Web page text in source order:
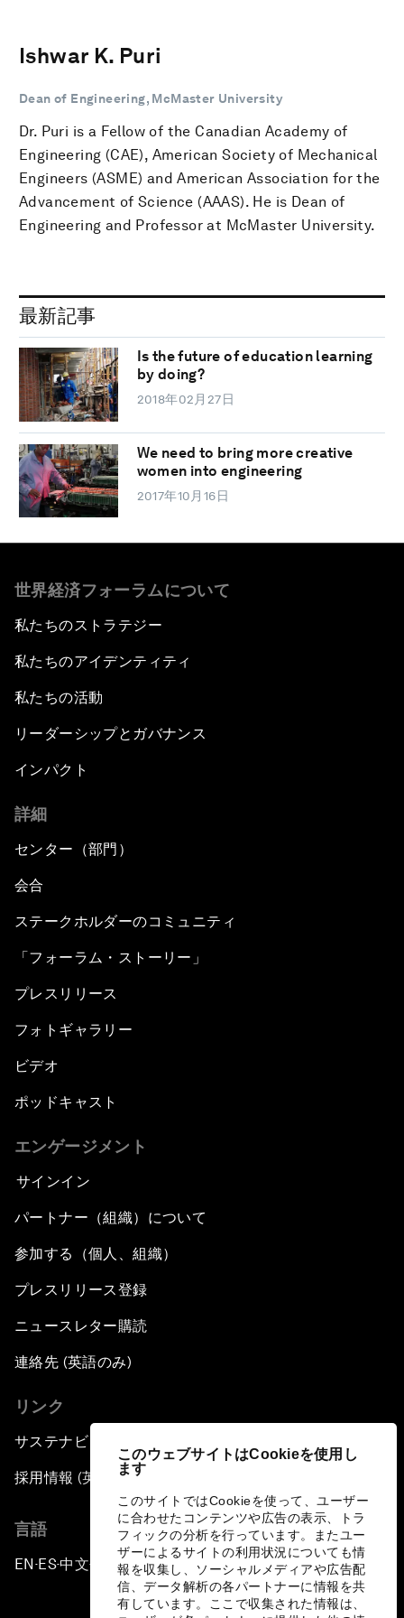
このウェブサイトはCookieを使用し
ます
このサイトではCookieを使って、ユーザー
に合わせたコンテンツや広告の表示、トラ
フィックの分析を行っています。またユー
ザーによるサイトの利用状況についても情
報を収集し、ソーシャルメディアや広告配
信、データ解析の各パートナーに情報を共
有しています。ここで収集された情報は、
Ishwar K. Puri
Dean of Engineering, McMaster University
Dr. Puri is a Fellow of the Canadian Academy of
Engineering (CAE), American Society of Mechanical
Engineers (ASME) and American Association for the
Advancement of Science (AAAS). He is Dean of
Engineering and Professor at McMaster University.
最新記事
Is the future of education learning
by doing?
2018年02月27日
We need to bring more creative
women into engineering
2017年10月16日
世界経済フォーラムについて
私たちのストラテジー
私たちのアイデンティティ
私たちの活動
リーダーシップとガバナンス
インパクト
詳細
センター（部門）
会合
ステークホルダーのコミュニティ
「フォーラム・ストーリー」
プレスリリース
フォトギャラリー
ビデオ
ポッドキャスト
エンゲージメント
サインイン
パートナー（組織）について
参加する（個人、組織）
プレスリリース登録
ニュースレター購読
連絡先 (英語のみ)
リンク
サステナビリティへの取り組み
採用情報 (英語のみ)
言語
EN ▪ES▪中文▪ 日本語